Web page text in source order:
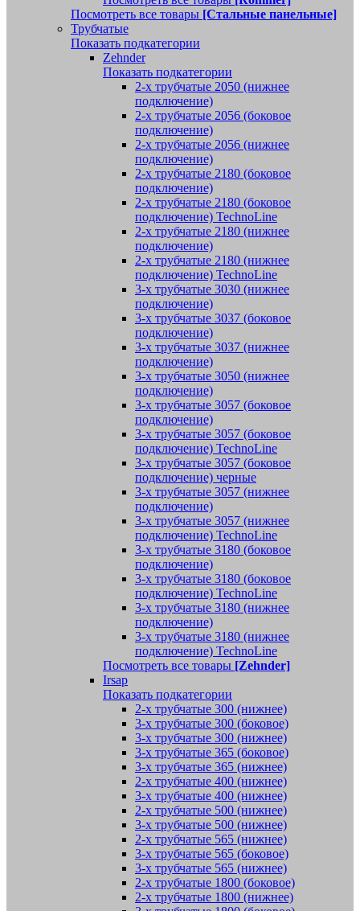
Посмотреть все товары [Стальные панельные]
Трубчатые
Показать подкатегории
Zehnder
Показать подкатегории
2-х трубчатые 2050 (нижнее
подключение)
2-х трубчатые 2056 (боковое
подключение)
2-х трубчатые 2056 (нижнее
подключение)
2-х трубчатые 2180 (боковое
подключение)
2-х трубчатые 2180 (боковое
подключение) TechnoLine
2-х трубчатые 2180 (нижнее
подключение)
2-х трубчатые 2180 (нижнее
подключение) TechnoLine
3-х трубчатые 3030 (нижнее
подключение)
3-х трубчатые 3037 (боковое
подключение)
3-х трубчатые 3037 (нижнее
подключение)
3-х трубчатые 3050 (нижнее
подключение)
3-х трубчатые 3057 (боковое
подключение)
3-х трубчатые 3057 (боковое
подключение) TechnoLine
3-х трубчатые 3057 (боковое
подключение) черные
3-х трубчатые 3057 (нижнее
подключение)
3-х трубчатые 3057 (нижнее
подключение) TechnoLine
3-х трубчатые 3180 (боковое
подключение)
3-х трубчатые 3180 (боковое
подключение) TechnoLine
3-х трубчатые 3180 (нижнее
подключение)
3-х трубчатые 3180 (нижнее
подключение) TechnoLine
Посмотреть все товары [Zehnder]
Irsap
Показать подкатегории
2-х трубчатые 300 (нижнее)
3-х трубчатые 300 (боковое)
3-х трубчатые 300 (нижнее)
3-х трубчатые 365 (боковое)
3-х трубчатые 365 (нижнее)
2-х трубчатые 400 (нижнее)
3-х трубчатые 400 (нижнее)
2-х трубчатые 500 (нижнее)
3-х трубчатые 500 (нижнее)
2-х трубчатые 565 (нижнее)
3-х трубчатые 565 (боковое)
3-х трубчатые 565 (нижнее)
2-х трубчатые 1800 (боковое)
2-х трубчатые 1800 (нижнее)